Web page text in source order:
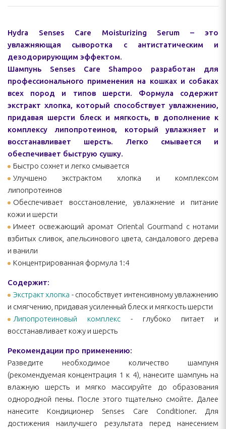
Hydra Senses Care Moisturizing Serum – это
увлажняющая сыворотка с антистатическим и
дезодорирующим эффектом.
Шампунь Senses Care Shampoo разработан для
профессионального применения на кошках и собаках
всех пород и типов шерсти. Формула содержит
экстракт хлопка, который способствует увлажнению,
придавая шерсти блеск и мягкость, в дополнение к
комплексу липопротеинов, который увлажняет и
восстанавливает шерсть. Легко смывается и
обеспечивает быструю сушку.
Быстро сохнет и легко смывается
Улучшено экстрактом хлопка и комплексом
липопротеинов
Обеспечивает восстановление, увлажнение и питание
кожи и шерсти
Имеет освежающий аромат Oriental Gourmand с нотами
взбитых сливок, апельсинового цвета, сандалового дерева
и ванили
Концентрированная формула 1:4
Содержит:
Экстракт хлопка - способствует интенсивному увлажнению
и смягчению, придавая усиленный блеск и мягкость шерсти
Липопротеиновый комплекс - глубоко питает и
восстанавливает кожу и шерсть
Рекомендации про применению:
Разведите необходимое количество шампуня
(рекомендуемая концентрация 1 к 4), нанесите шампунь на
влажную шерсть и мягко массируйте до образования
однородной пены. После этого тщательно смойте. Далее
нанесите Кондиционер Senses Care Conditioner. Для
достижения наилучшего результата перед нанесением